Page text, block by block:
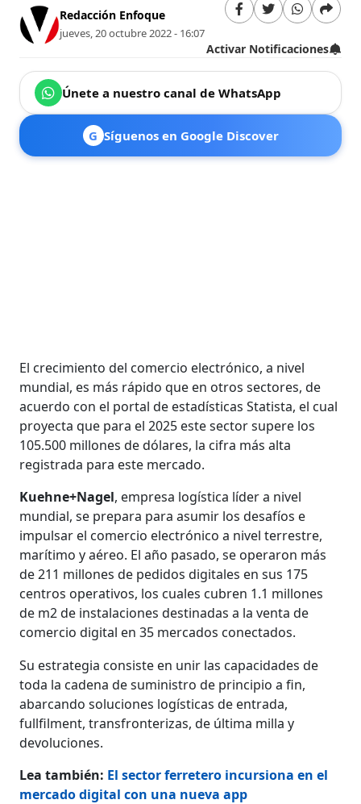
Redacción Enfoque
jueves, 20 octubre 2022 - 16:07
Activar Notificaciones
Únete a nuestro canal de WhatsApp
G Síguenos en Google Discover
El crecimiento del comercio electrónico, a nivel
mundial, es más rápido que en otros sectores, de
acuerdo con el portal de estadísticas Statista, el cual
proyecta que para el 2025 este sector supere los
105.500 millones de dólares, la cifra más alta
registrada para este mercado.
Kuehne+Nagel, empresa logística líder a nivel
mundial, se prepara para asumir los desafíos e
impulsar el comercio electrónico a nivel terrestre,
marítimo y aéreo. El año pasado, se operaron más
de 211 millones de pedidos digitales en sus 175
centros operativos, los cuales cubren 1.1 millones
de m2 de instalaciones destinadas a la venta de
comercio digital en 35 mercados conectados.
Su estrategia consiste en unir las capacidades de
toda la cadena de suministro de principio a fin,
abarcando soluciones logísticas de entrada,
fullfilment, transfronterizas, de última milla y
devoluciones.
Lea también: El sector ferretero incursiona en el
mercado digital con una nueva app